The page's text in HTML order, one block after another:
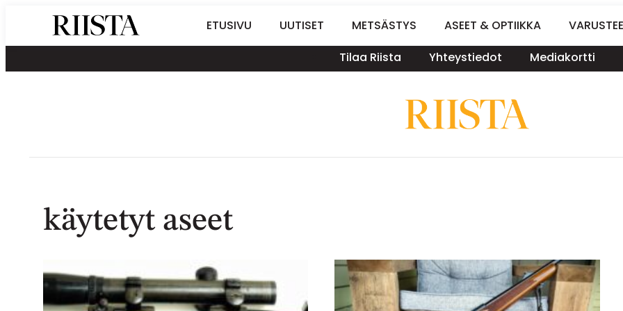
sisältöön
Riistalehti.fi
Metsästyksen
erikoislehti
ETUSIVU UUTISET METSÄSTYS ASEET & OPTIIKKA
Tilaa Riista
Yhteystiedot Mediakortti
käytetyt aseet